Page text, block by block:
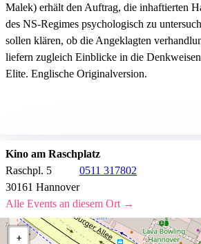
Malek) erhält den Auftrag, die inhaftierten
des NS-Regimes psychologisch zu
sollen klären, ob die Angeklagten
liefern zugleich Einblicke in die
Elite. Englische Originalversion.
Kino am Raschplatz
Raschpl. 5
30161 Hannover
0511 317802
Alle Events an diesem Ort →
+